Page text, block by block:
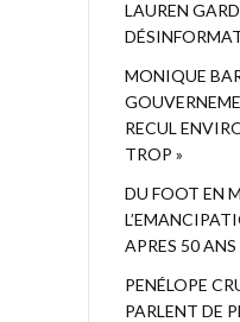
LAUREN
MONIQUE
RECUL
TROP »
DU FOOT EN
APRES 50 ANS
PENÉLOPE
PARLENT DE